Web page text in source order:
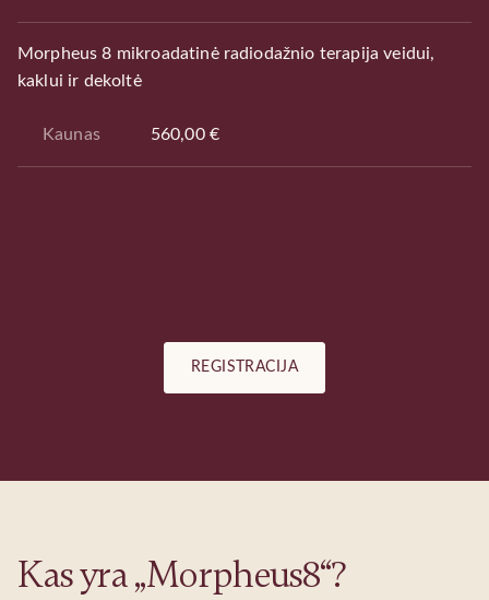
Morpheus 8 mikroadatinė radiodažnio terapija veidui,
kaklui ir dekoltė
Kaunas 560,00 €
REGISTRACIJA
Kas yra „Morpheus8“?